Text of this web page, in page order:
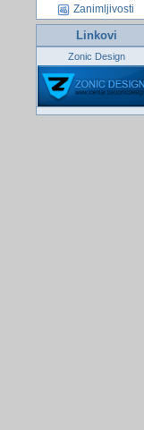
Zanimljivosti
Linkovi
Zonic Design